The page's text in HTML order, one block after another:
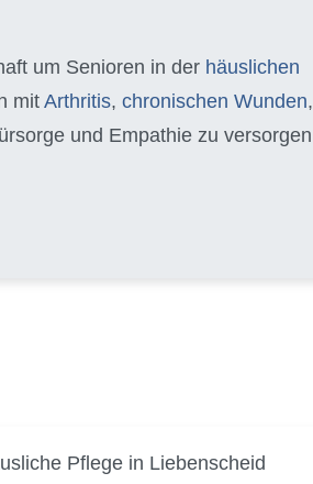
um Senioren in der häuslichen
mit Arthritis, chronischen Wunden,
und Empathie zu versorgen
Pflege in Liebenscheid